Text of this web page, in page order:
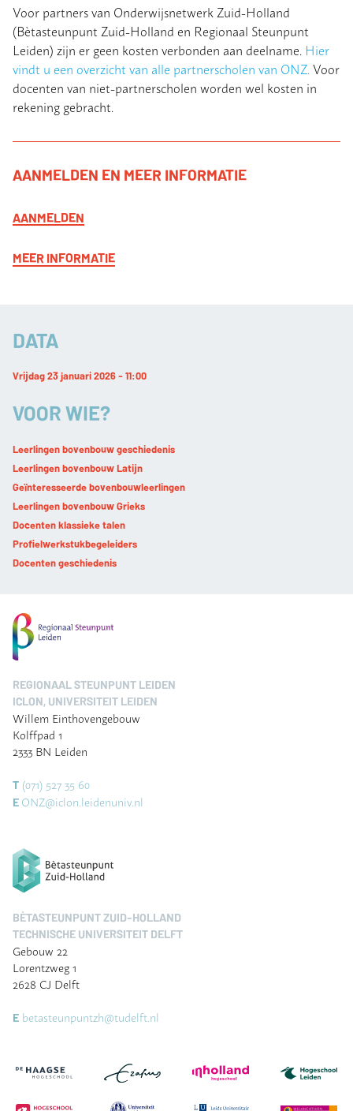
Voor partners van Onderwijsnetwerk Zuid-Holland
(Bètasteunpunt Zuid-Holland en Regionaal Steunpunt
Leiden) zijn er geen kosten verbonden aan deelname. Hier
vindt u een overzicht van alle partnerscholen van ONZ.Voor
docenten van niet-partnerscholen worden wel kosten in
rekening gebracht.
AANMELDEN EN MEER INFORMATIE
AANMELDEN
MEER INFORMATIE
DATA
Vrijdag 23 januari 2026 - 11:00
VOOR WIE?
Leerlingen bovenbouw geschiedenis
Leerlingen bovenbouw Latijn
Geïnteresseerde bovenbouwleerlingen
Leerlingen bovenbouw Grieks
Docenten klassieke talen
Profielwerkstukbegeleiders
Docenten geschiedenis
REGIONAAL STEUNPUNT LEIDEN
ICLON, UNIVERSITEIT LEIDEN
Willem Einthovengebouw
Kolffpad 1
2333 BN Leiden
T (071) 527 35 60
E ONZ@iclon.leidenuniv.nl
BÈTASTEUNPUNT ZUID-HOLLAND
TECHNISCHE UNIVERSITEIT DELFT
Gebouw 22
Lorentzweg 1
2628 CJ Delft
E betasteunpuntzh@tudelft.nl